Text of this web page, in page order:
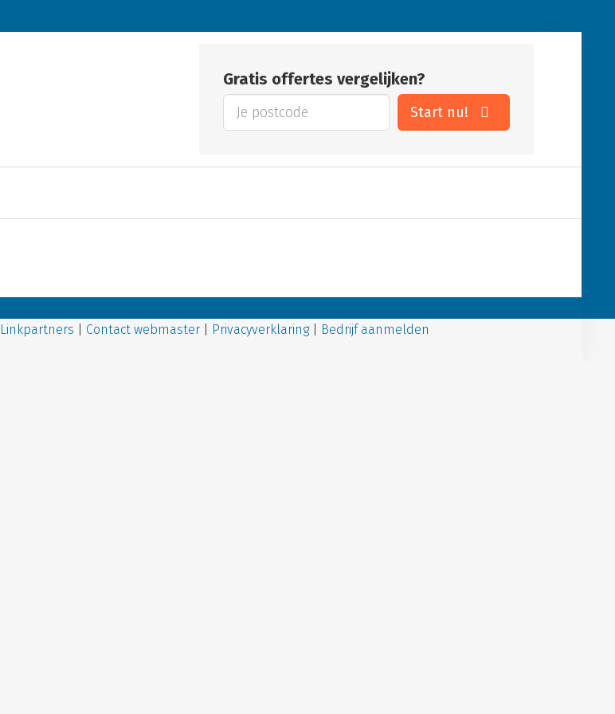
Gratis offertes vergelijken?
Start nu!
Linkpartners Contact webmaster| Privacyverklaring| Bedrijf aanmelden